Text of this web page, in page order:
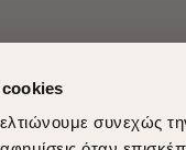
cookies
συνεχώς